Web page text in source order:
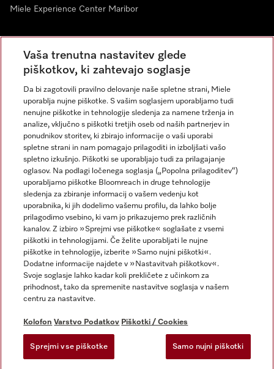
Miele Experience Center Maribor
Novice
Kolofon
Splošni pogoji poslovanja
Pogoji uporabe
Zakon o digitalnih storitvah
Miele na Instagramu
Miele na Facebooku
Vaša trenutna nastavitev glede
piškotkov, ki zahtevajo soglasje
Da bi zagotovili pravilno delovanje naše spletne strani, Miele
uporablja nujne piškotke. S vašim soglasjem uporabljamo tudi
nenujne piškotke in tehnologije sledenja za namene trženja in
analize, vključno s piškotki tretjih oseb od naših partnerjev in
ponudnikov storitev, ki zbirajo informacije o vaši uporabi
spletne strani in nam pomagajo prilagoditi in izboljšati vašo
spletno izkušnjo. Piškotki se uporabljajo tudi za prilagajanje
oglasov. Na podlagi ločenega soglasja („Popolna prilagoditev“)
uporabljamo piškotke Bloomreach in druge tehnologije
sledenja za zbiranje informacij o vašem vedenju kot
uporabnika, ki jih dodelimo vašemu profilu, da lahko bolje
prilagodimo vsebino, ki vam jo prikazujemo prek različnih
kanalov. Z izbiro »Sprejmi vse piškotke« soglašate z vsemi
piškotki in tehnologijami. Če želite uporabljati le nujne
piškotke in tehnologije, izberite »Samo nujni piškotki«.
Dodatne informacije najdete v »Nastavitvah piškotkov«.
Svoje soglasje lahko kadar koli prekličete z učinkom za
prihodnost, tako da spremenite nastavitve soglasja v našem
centru za nastavitve.
Kolofon Varstvo Podatkov Piškotki / Cookies
Sprejmi vse piškotke Samo nujni piškotki